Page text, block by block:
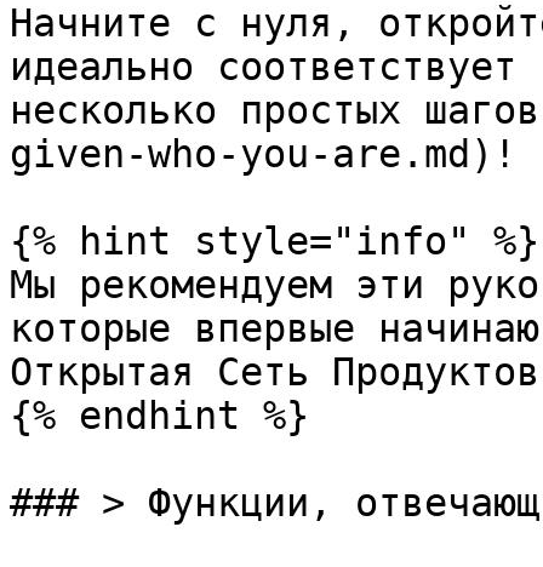
Начните с нуля,
идеально
несколько простых
given-who-you-are.md)!
{% hint style="info" %}
Мы рекомендуем эти
которые впервые
Открытая Сеть
{% endhint %}
### > Функции,